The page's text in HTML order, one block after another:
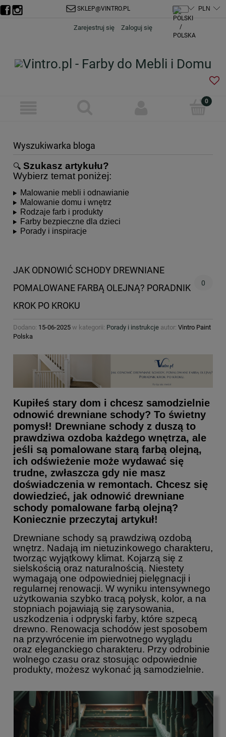
SKLEP@VINTRO.PL
Zarejestruj się Zaloguj się
Wyszukiwarka bloga
🔍 Szukasz artykułu?
Wybierz temat poniżej:
Malowanie mebli i odnawianie
Malowanie domu i wnętrz
Rodzaje farb i produkty
Farby bezpieczne dla dzieci
Porady i inspiracje
JAK ODNOWIĆ SCHODY DREWNIANE
POMALOWANE FARBĄ OLEJNĄ? PORADNIK
KROK PO KROKU
0
Dodano: 15-06-2025 w kategorii: Porady i instrukcje autor: Vintro Paint
Polska
Kupiłeś stary dom i chcesz samodzielnie
odnowić drewniane schody? To świetny
pomysł! Drewniane schody z duszą to
prawdziwa ozdoba każdego wnętrza, ale
jeśli są pomalowane starą farbą olejną,
ich odświeżenie może wydawać się
trudne, zwłaszcza gdy nie masz
doświadczenia w remontach. Chcesz się
dowiedzieć, jak odnowić drewniane
schody pomalowane farbą olejną?
Koniecznie przeczytaj artykuł!
Drewniane schody są prawdziwą ozdobą
wnętrz. Nadają im nietuzinkowego charakteru,
tworząc wyjątkowy klimat. Kojarzą się z
sielskością oraz naturalnością. Niestety
wymagają one odpowiedniej pielęgnacji i
regularnej renowacji. W wyniku intensywnego
użytkowania szybko tracą połysk, kolor, a na
stopniach pojawiają się zarysowania,
uszkodzenia i odpryski farby, które szpecą
drewno. Renowacja schodów jest sposobem
na przywrócenie im pierwotnego wyglądu
oraz eleganckiego charakteru. Przy odrobinie
wolnego czasu oraz stosując odpowiednie
produkty, możesz wykonać ją samodzielnie.